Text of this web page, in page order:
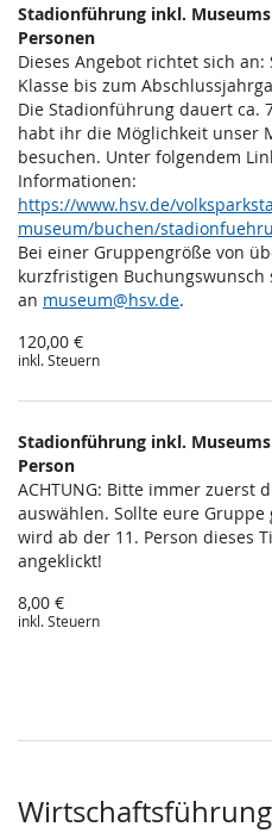
Stadionführung inkl.
Personen
Dieses Angebot richtet sich
Klasse bis zum
Die Stadionführung dauert ca.
habt ihr die Möglichkeit unser
besuchen. Unter folgendem
Informationen:
https://www.hsv.de/
museum/buchen/
Bei einer Gruppengröße von
kurzfristigen
an museum@hsv.de.
120,00 €
inkl. Steuern
Stadionführung inkl.
Person
ACHTUNG: Bitte immer zuerst
auswählen. Sollte eure Gruppe
wird ab der 11. Person dieses
angeklickt!
8,00 €
inkl. Steuern
Wirtschaftsführung